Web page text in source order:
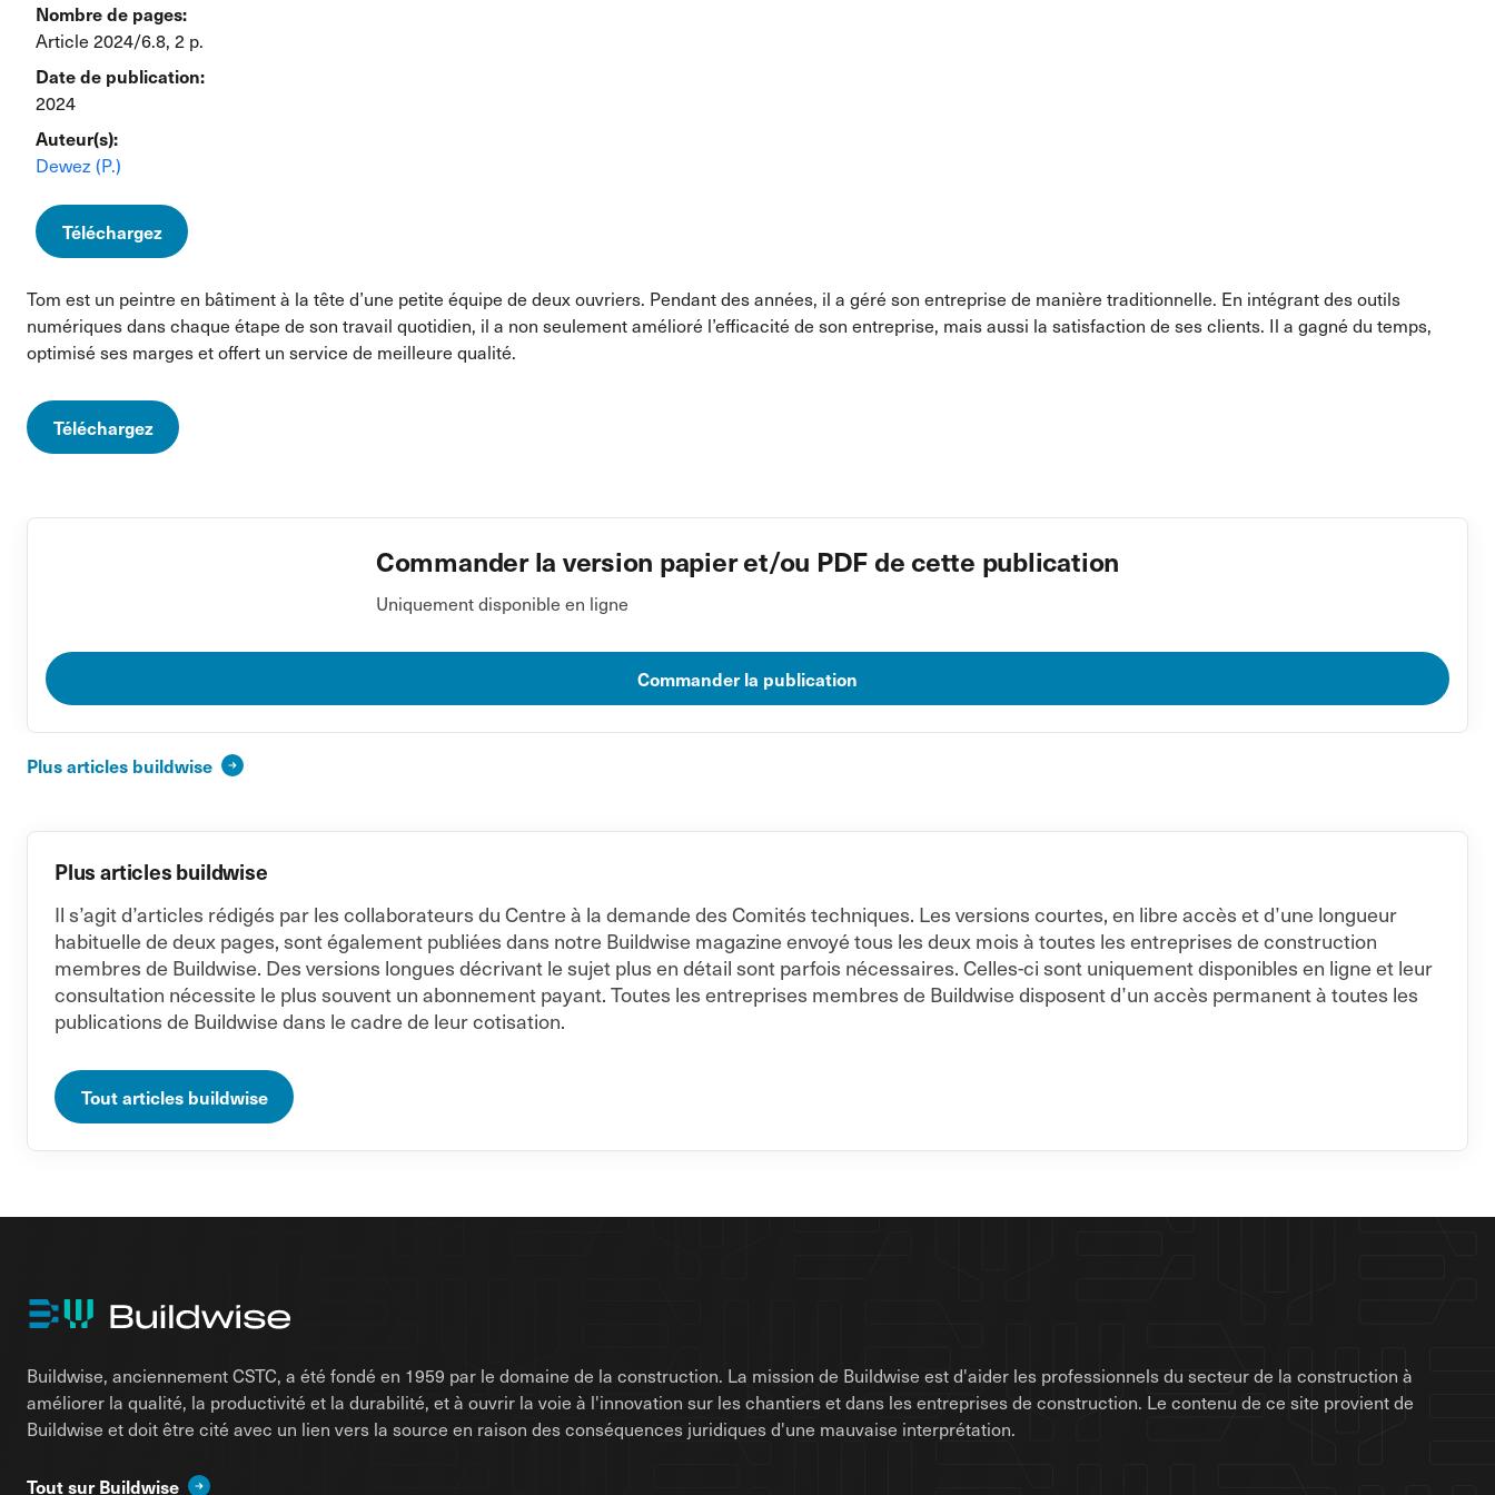
Nombre de pages:
Article 2024/6.8, 2 p.
Date de publication:
2024
Auteur(s):
Dewez (P.)
Téléchargez
Tom est un peintre en bâtiment à la tête d’une petite équipe de deux ouvriers. Pendant des années, il a géré son entreprise de manière traditionnelle. En intégrant des outils
numériques dans chaque étape de son travail quotidien, il a non seulement amélioré l’efficacité de son entreprise, mais aussi la satisfaction de ses clients. Il a gagné du temps,
optimisé ses marges et offert un service de meilleure qualité.
Téléchargez
Commander la version papier et/ou PDF de cette publication
Uniquement disponible en ligne
Commander la publication
Plus articles buildwise
Plus articles buildwise
Il s’agit d’articles rédigés par les collaborateurs du Centre à la demande des Comités techniques. Les versions courtes, en libre accès et d’une longueur
habituelle de deux pages, sont également publiées dans notre Buildwise magazine envoyé tous les deux mois à toutes les entreprises de construction
membres de Buildwise. Des versions longues décrivant le sujet plus en détail sont parfois nécessaires. Celles-ci sont uniquement disponibles en ligne et leur
consultation nécessite le plus souvent un abonnement payant. Toutes les entreprises membres de Buildwise disposent d’un accès permanent à toutes les
publications de Buildwise dans le cadre de leur cotisation.
Tout articles buildwise
Buildwise, anciennement CSTC, a été fondé en 1959 par le domaine de la construction. La mission de Buildwise est d'aider les professionnels du secteur de la construction à
améliorer la qualité, la productivité et la durabilité, et à ouvrir la voie à l'innovation sur les chantiers et dans les entreprises de construction. Le contenu de ce site provient de
Buildwise et doit être cité avec un lien vers la source en raison des conséquences juridiques d'une mauvaise interprétation.
Tout sur Buildwise